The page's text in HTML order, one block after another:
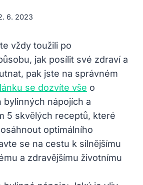
6. 2023
vždy toužili po
jak posílit své zdraví a
pak jste na správném
se dozvíte vše o
nápojích a
5 skvělých receptů, které
optimálního
se na cestu k silnějšímu
a zdravějšímu životnímu